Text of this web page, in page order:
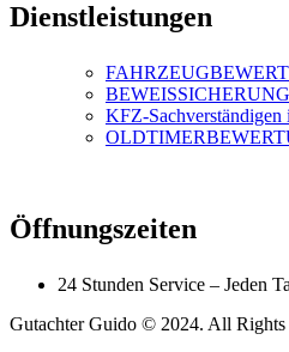
Dienstleistungen
BEWEISSICHERUNG
KFZ-Sachverständigen
Öffnungszeiten
24 Stunden Service – Jeden
Gutachter Guido © 2024. All Rights